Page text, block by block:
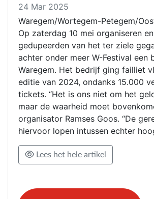
24 Mar 2025
Waregem/Wortegem-Petegem/
Op zaterdag 10 mei organiseren
gedupeerden van het ter ziele
achter onder meer W-Festival een
Waregem. Het bedrijf ging failliet
editie van 2024, ondanks 15.000
tickets. “Het is ons niet om het
maar de waarheid moet
organisator Ramses Goos. “De
hiervoor lopen intussen echter
Lees het hele artikel